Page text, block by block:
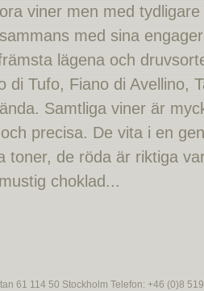
viner men med
med sina
lägena och
di Tufo, Fiano di Avellino,
Samtliga viner är
precisa. De vita i en
toner, de röda är riktiga
choklad...
61 114 50 Stockholm Telefon: +46 (0)8